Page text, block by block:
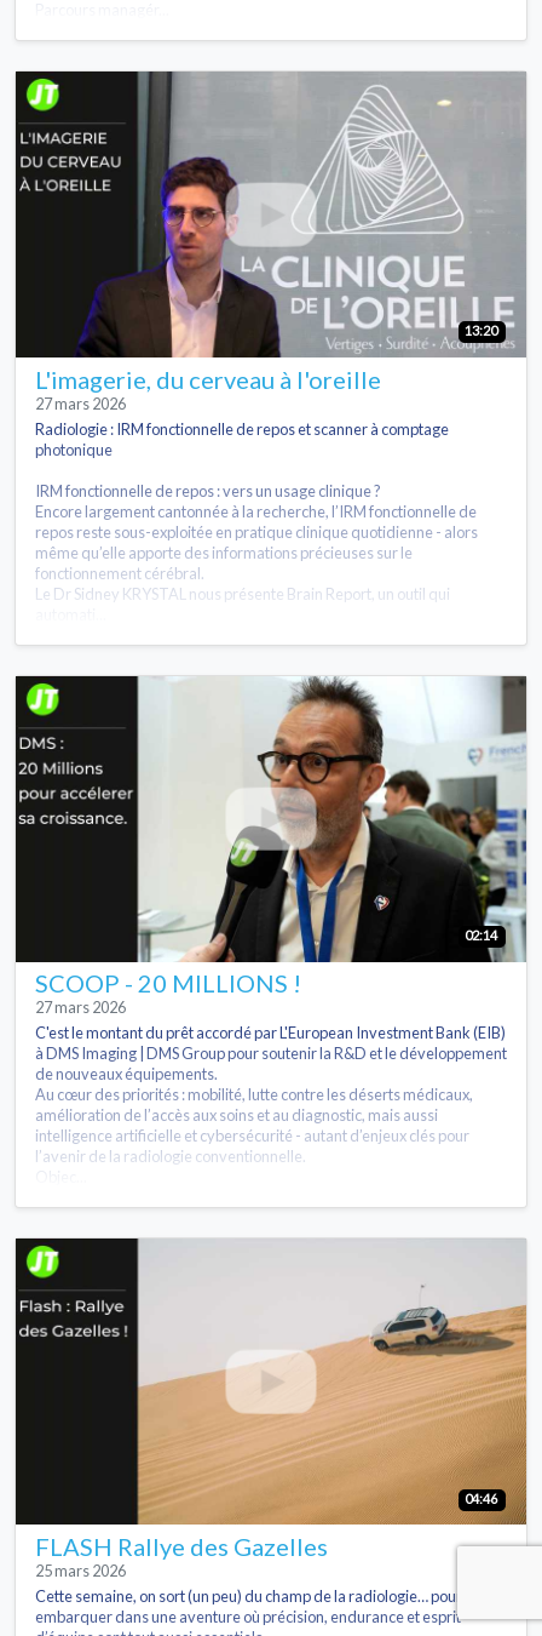
13:20
L'imagerie, du cerveau à l'oreille
27 mars 2026
Radiologie : IRM fonctionnelle de repos et scanner à comptage
photonique
IRM fonctionnelle de repos : vers un usage clinique ?
Encore largement cantonnée à la recherche, l’IRM fonctionnelle de
repos reste sous-exploitée en pratique clinique quotidienne - alors
même qu’elle apporte des informations précieuses sur le
fonctionnement cérébral.
Le Dr Sidney KRYSTAL nous présente Brain Report, un outil qui
02:14
SCOOP - 20 MILLIONS !
27 mars 2026
C'est le montant du prêt accordé par L'European Investment Bank (EIB)
à DMS Imaging | DMS Group pour soutenir la R&D et le développement
de nouveaux équipements.
Au cœur des priorités : mobilité, lutte contre les déserts médicaux,
amélioration de l’accès aux soins et au diagnostic, mais aussi
intelligence artificielle et cybersécurité - autant d’enjeux clés pour
l’avenir de la radiologie conventionnelle.
04:46
FLASH Rallye des Gazelles
25 mars 2026
Cette semaine, on sort (un peu) du champ de la radiologie… pour
embarquer dans une aventure où précision, endurance et esprit